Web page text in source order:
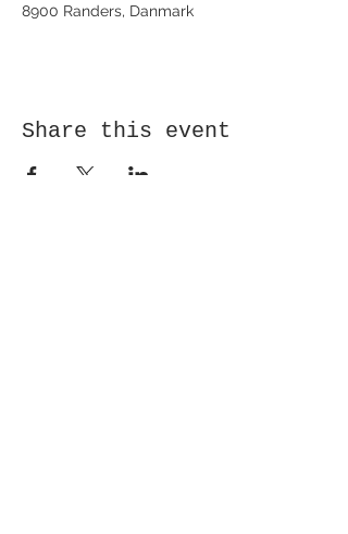
8900 Randers, Danmark
Share this event